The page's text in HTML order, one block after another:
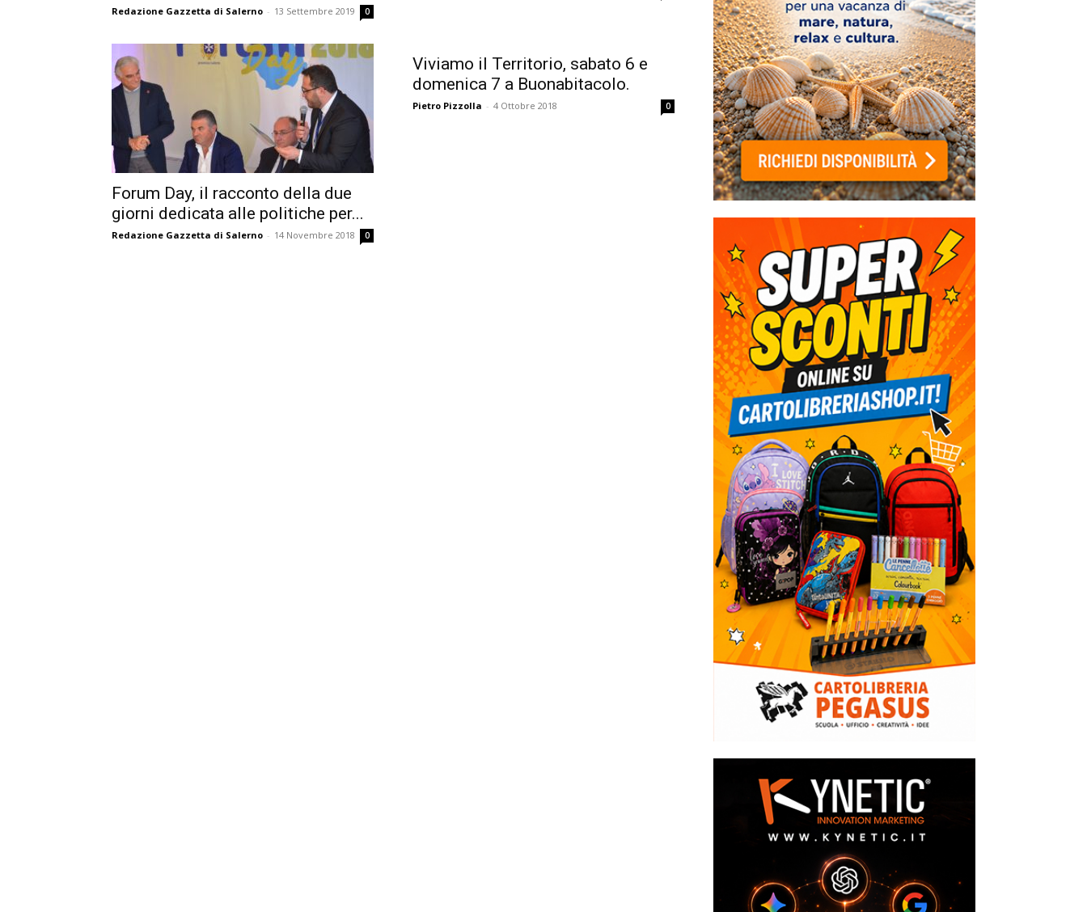
Redazione Gazzetta di Salerno - 13 Settembre 2019 0
Forum Day, il racconto della due
giorni dedicata alle politiche per...
Redazione Gazzetta di Salerno - 14 Novembre 2018 0
Viviamo il Territorio, sabato 6 e
domenica 7 a Buonabitacolo.
Pietro Pizzolla - 4 Ottobre 2018 0